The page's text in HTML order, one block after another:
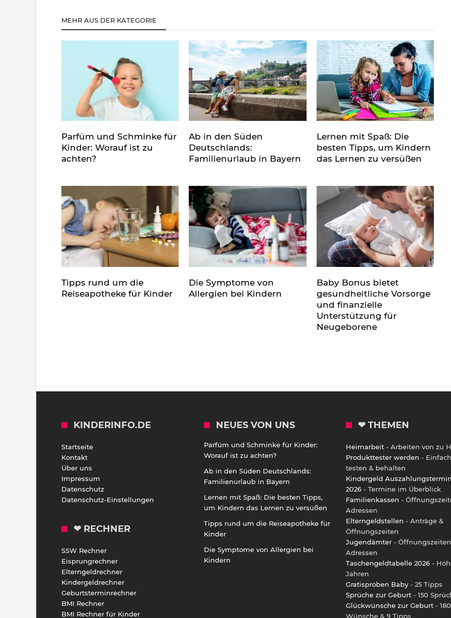
MEHR AUS DER KATEGORIE
Parfüm und Schminke für
Kinder: Worauf ist zu
achten?
Ab in den Süden
Deutschlands:
Familienurlaub in Bayern
Lernen mit Spaß: Die
besten Tipps, um Kindern
das Lernen zu versüßen
Tipps rund um die
Reiseapotheke für Kinder
Die Symptome von
Allergien bei Kindern
Baby Bonus bietet
gesundheitliche Vorsorge
und finanzielle
Unterstützung für
Neugeborene
KINDERINFO.DE
Startseite
Kontakt
Über uns
Impressum
Datenschutz
Datenschutz-Einstellungen
❤ RECHNER
SSW Rechner
Eisprungrechner
Elterngeldrechner
Kindergeldrechner
Geburtsterminrechner
BMI Rechner
BMI Rechner für Kinder
NEUES VON UNS
Parfüm und Schminke für Kinder:
Worauf ist zu achten?
Ab in den Süden Deutschlands:
Familienurlaub in Bayern
Lernen mit Spaß: Die besten Tipps,
um Kindern das Lernen zu versüßen
Tipps rund um die Reiseapotheke für
Kinder
Die Symptome von Allergien bei
Kindern
❤ THEMEN
Heimarbeit - Arbeiten von zu
Produkttester werden - Einfach
testen & behalten
Kindergeld
2026 - Termine im Überblick
Familienkassen -
Adressen
Elterngeldstellen - Anträge &
Öffnungszeiten
Jugendämter -
Adressen
Taschengeldtabelle 2026 -
Jahren
Gratisproben Baby - 25 Tipps
Sprüche zur Geburt - 150
Glückwünsche zur Geburt - 180
Wünsche & 9 Tipps